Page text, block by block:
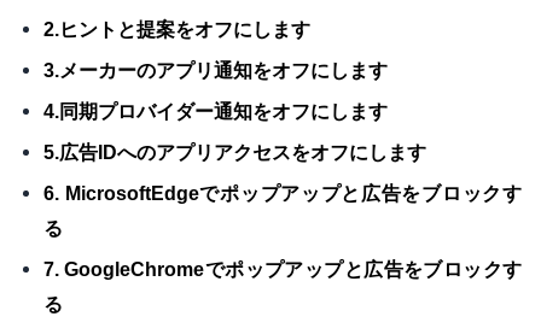
2.ヒントと提案をオフにします
3.メーカーのアプリ通知をオフにします
4.同期プロバイダー通知をオフにします
5.広告IDへのアプリアクセスをオフにします
6. MicrosoftEdgeでポップアップと広告をブロックす
る
7. GoogleChromeでポップアップと広告をブロックす
る